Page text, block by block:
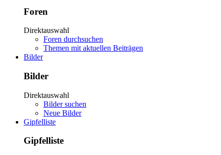
Foren
Direktauswahl
Foren durchsuchen
Themen mit aktuellen Beiträgen
Bilder
Bilder
Direktauswahl
Bilder suchen
Neue Bilder
Gipfelliste
Gipfelliste